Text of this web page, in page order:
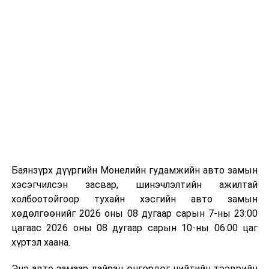
2026 оны 9 дүгээр сарын 13-наас оюутнуудыг
дотуур байранд оруулж эхэлнэ.
Сургууль, цэцэрлэгийн үйл ажиллагааны
зохицуулалт
Баянзүрх дүүргийн Монелийн гудамжийн авто замын
хэсэгчилсэн засвар, шинэчлэлтийн ажилтай
холбоотойгоор тухайн хэсгийн авто замын
хөдөлгөөнийг 2026 оны 08 дугаар сарын 7-ны 23:00
цагаас 2026 оны 08 дугаар сарын 10-ны 06:00 цаг
хүртэл хаана.